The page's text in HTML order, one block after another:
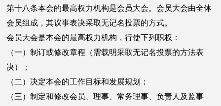
第十八条本会的最高权力机构是会员大会。会员大会由全体
会员组成，其议事表决采取无记名投票的方式。
会员大会是本会的最高权力机构，行使下列职权：
（一）制订或修改章程（需载明采取无记名投票的方法表
决）；
（二）决定本会的工作目标和发展规划；
（三）制定和修改会员、理事、常务理事、负责人及监事